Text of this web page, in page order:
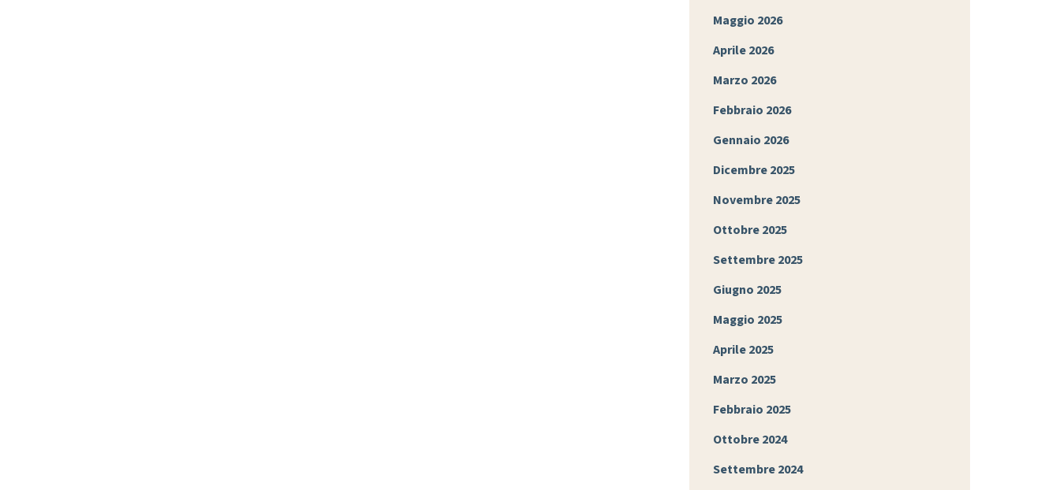
Maggio 2026
Aprile 2026
Marzo 2026
Febbraio 2026
Gennaio 2026
Dicembre 2025
Novembre 2025
Ottobre 2025
Settembre 2025
Giugno 2025
Maggio 2025
Aprile 2025
Marzo 2025
Febbraio 2025
Ottobre 2024
Settembre 2024